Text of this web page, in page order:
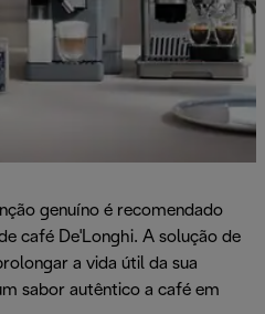
genuíno é recomendado
café De'Longhi. A solução de
a vida útil da sua
sabor autêntico a café em